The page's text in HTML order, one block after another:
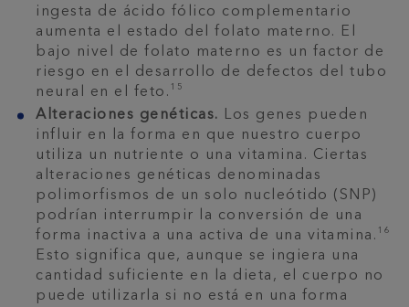
ingesta de ácido fólico complementario
aumenta el estado del folato materno. El
bajo nivel de folato materno es un factor de
riesgo en el desarrollo de defectos del tubo
neural en el feto. 15
Alteraciones genéticas. Los genes pueden
influir en la forma en que nuestro cuerpo
utiliza un nutriente o una vitamina. Ciertas
alteraciones genéticas denominadas
polimorfismos de un solo nucleótido (SNP)
podrían interrumpir la conversión de una
forma inactiva a una activa de una vitamina. 16
Esto significa que, aunque se ingiera una
cantidad suficiente en la dieta, el cuerpo no
puede utilizarla si no está en una forma